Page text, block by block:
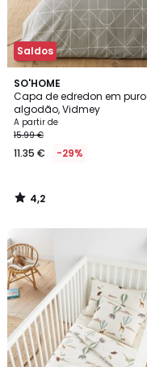
Saldos
SO'HOME
Capa de edredon em puro
algodão, Vidmey
A partir de
15.99 €
11.35 € -29%
4,2
/ 5
4,2
/